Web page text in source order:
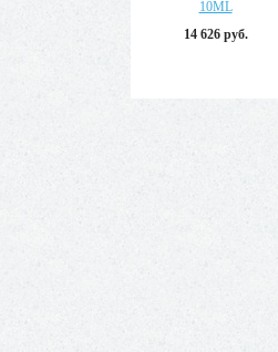
10ML
14 626 руб.